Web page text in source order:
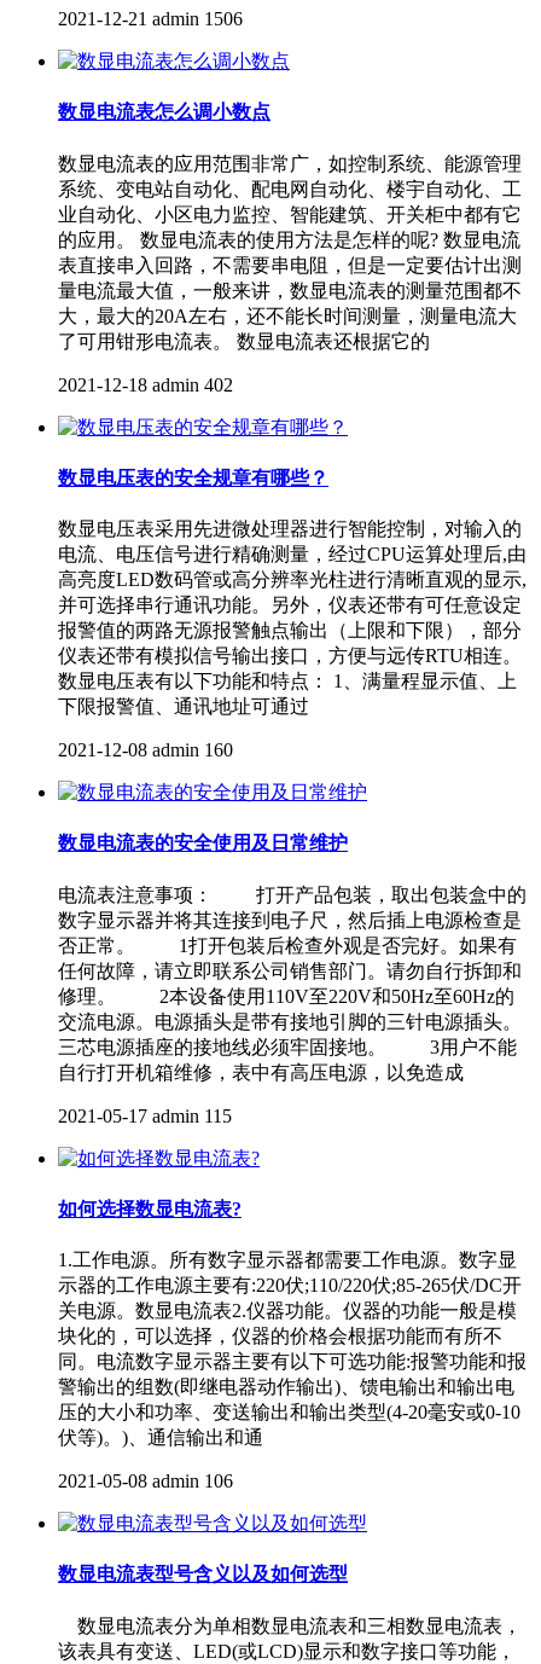
2021-12-21 admin 1506
数显电流表怎么调小数点
数显电流表的应用范围非常广，如控制系统、能源管理
系统、变电站自动化、配电网自动化、楼宇自动化、工
业自动化、小区电力监控、智能建筑、开关柜中都有它
的应用。 数显电流表的使用方法是怎样的呢? 数显电流
表直接串入回路，不需要串电阻，但是一定要估计出测
量电流最大值，一般来讲，数显电流表的测量范围都不
大，最大的20A左右，还不能长时间测量，测量电流大
了可用钳形电流表。 数显电流表还根据它的
2021-12-18 admin 402
数显电压表的安全规章有哪些？
数显电压表采用先进微处理器进行智能控制，对输入的
电流、电压信号进行精确测量，经过CPU运算处理后,由
高亮度LED数码管或高分辨率光柱进行清晰直观的显示,
并可选择串行通讯功能。另外，仪表还带有可任意设定
报警值的两路无源报警触点输出（上限和下限），部分
仪表还带有模拟信号输出接口，方便与远传RTU相连。
数显电压表有以下功能和特点： 1、满量程显示值、上
下限报警值、通讯地址可通过
2021-12-08 admin 160
数显电流表的安全使用及日常维护
电流表注意事项： 打开产品包装，取出包装盒中的
数字显示器并将其连接到电子尺，然后插上电源检查是
否正常。 1打开包装后检查外观是否完好。如果有
任何故障，请立即联系公司销售部门。请勿自行拆卸和
修理。 2本设备使用110V至220V和50Hz至60Hz的
交流电源。电源插头是带有接地引脚的三针电源插头。
三芯电源插座的接地线必须牢固接地。 3用户不能
自行打开机箱维修，表中有高压电源，以免造成
2021-05-17 admin 115
如何选择数显电流表?
1.工作电源。所有数字显示器都需要工作电源。数字显
示器的工作电源主要有:220伏;110/220伏;85-265伏/DC开
关电源。数显电流表2.仪器功能。仪器的功能一般是模
块化的，可以选择，仪器的价格会根据功能而有所不
同。电流数字显示器主要有以下可选功能:报警功能和报
警输出的组数(即继电器动作输出)、馈电输出和输出电
压的大小和功率、变送输出和输出类型(4-20毫安或0-10
伏等)。)、通信输出和通
2021-05-08 admin 106
数显电流表型号含义以及如何选型
数显电流表分为单相数显电流表和三相数显电流表，
该表具有变送、LED(或LCD)显示和数字接口等功能，